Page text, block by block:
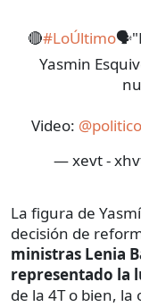
🔴#LoÚltimo
Yasmin
Video:
— xevt -
La figura de
decisión de
ministras Lenia
representado la
de la 4T o bien,